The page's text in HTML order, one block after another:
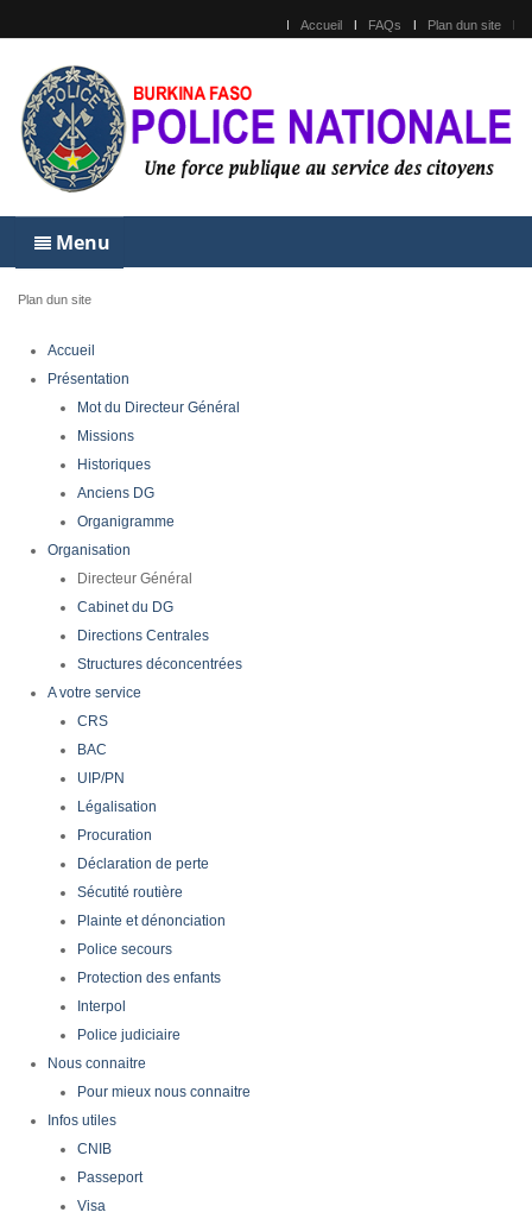
Accueil FAQs Plan dun site
Menu
Plan dun site
Accueil
Présentation
Mot du Directeur Général
Missions
Historiques
Anciens DG
Organigramme
Organisation
Directeur Général
Cabinet du DG
Directions Centrales
Structures déconcentrées
A votre service
CRS
BAC
UIP/PN
Légalisation
Procuration
Déclaration de perte
Sécutité routière
Plainte et dénonciation
Police secours
Protection des enfants
Interpol
Police judiciaire
Nous connaitre
Pour mieux nous connaitre
Infos utiles
CNIB
Passeport
Visa